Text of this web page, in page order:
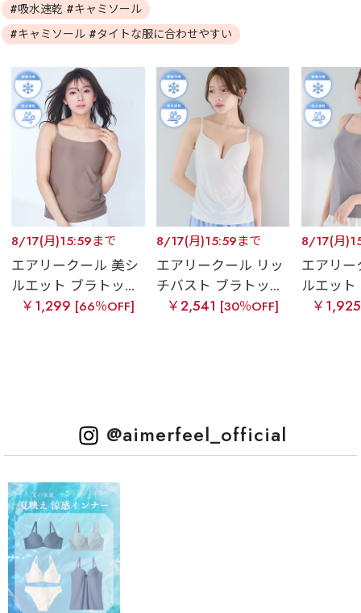
#吸水速乾 #キャミソール
#キャミソール #タイトな服に合わせやすい
8/17(月)15:59まで
エアリークール 美シ
ルエット ブラトッ...
￥1,299 [66％OFF]
8/17(月)15:59まで
エアリークール リッ
チバスト ブラトッ...
￥2,541 [30％OFF]
8/17(月
エアリー
ルエット
￥
@aimerfeel_official